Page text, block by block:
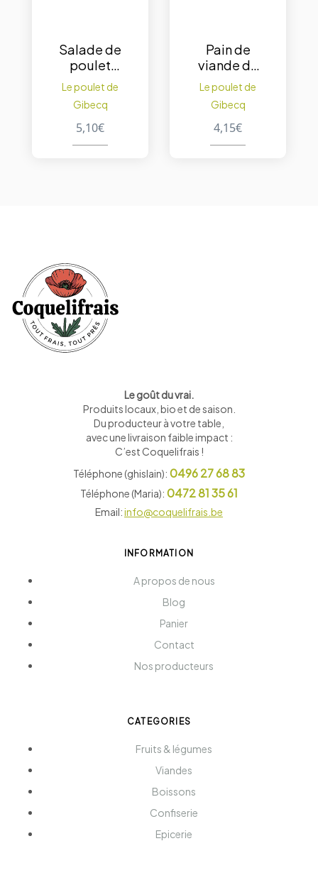
Salade de
poulet
curry 250
gr.
Le poulet de
Gibecq
5,10€
Pain de
viande de
volaille cuit
200gr.
Le poulet de
Gibecq
4,15€
Le goût du vrai.
Produits locaux, bio et de saison
Du producteur à votre table,
avec une livraison faible impact :
C’est Coquelifrais !
Téléphone (ghislain): 0496 27 68 83
Téléphone (Maria): 0472 81 35 61
Email:info@coquelifrais.be
INFORMATION
A propos de nous
Blog
Panier
Contact
Nos producteurs
CATEGORIES
Fruits & légumes
Viandes
Boissons
Confiserie
Epicerie